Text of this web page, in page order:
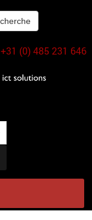
+31 (0) 485 231 646